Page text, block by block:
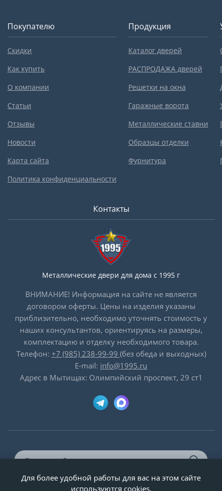
Покупателю
Скидки
Как купить
О компании
Статьи
Отзывы
Новости
Карта сайта
Политика конфиденциальности
Продукция
Каталог дверей
РАСПРОДАЖА дверей
Решетки на окна
Гаражные ворота
Металлические ставни
Образцы отделки
Фурнитура
Контакты
Металлические двери для дома с 1995 г
ВНИМАНИЕ! Информация на сайте не является
договором оферты. Цены на изделия указаны
приблизительно, необходимо уточнять стоимость у
наших консультантов, ориентируясь на размеры,
комплектацию и отделку необходимого товара.
Телефон: +7 (985) 238-99-99 (без обеда и выходных)
E-mail: info@1995.ru
Адрес в Мытищах: Олимпийский проспект, 29 ст1
© ООО «Двери-и-точка», ИНН 5020092947, 1995-2026 г.
Для более удобной работы для вас на этом сайте
используются cookies.